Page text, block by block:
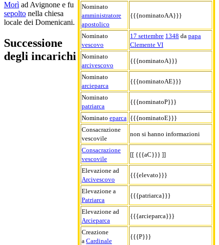
Nominato
amministratore
apostolico
{{{nominatoAA}}}
Nominato
vescovo
17 settembre 1348 da papa
Clemente VI
Nominato
arcivescovo
{{{nominatoA}}}
Nominato
arcieparca
{{{nominatoAE}}}
Nominato
patriarca
{{{nominatoP}}}
Nominato eparca {{{nominatoE}}}
Consacrazione
vescovile
non si hanno informazioni
Consacrazione
vescovile
[[ {{{aC}}} ]]
Elevazione ad
Arcivescovo
{{{elevato}}}
Elevazione a
Patriarca
{{{patriarca}}}
Elevazione ad
Arcieparca
{{{arcieparca}}}
Creazione
a Cardinale
{{{P}}}
Morì ad Avignone e fu
sepolto nella chiesa
locale dei Domenicani.
Successione
degli incarichi